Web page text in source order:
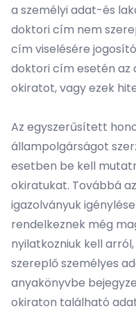
a személyi adat-és
doktori cím nem
cím viselésére
doktori cím esetén az
okiratot, vagy ezek
Az egyszerűsített
állampolgárságot
esetben be kell
okiratukat. Továbbá
igazolványuk
rendelkeznek még
nyilatkozniuk kell
szereplő személyes
anyakönyvbe
okiraton található